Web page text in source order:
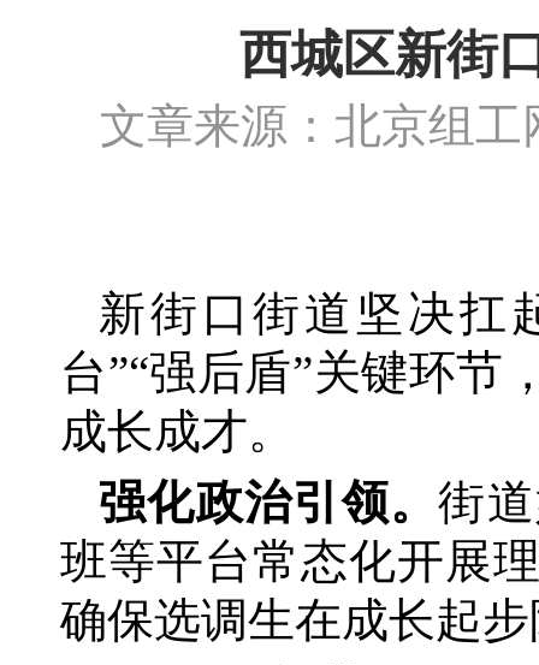
西城区新街
文章来源：北京
新街口街道坚决扛
台”“强后盾”关键环节
成长成才。
强化政治引领。街
班等平台常态化开展
确保选调生在成长起